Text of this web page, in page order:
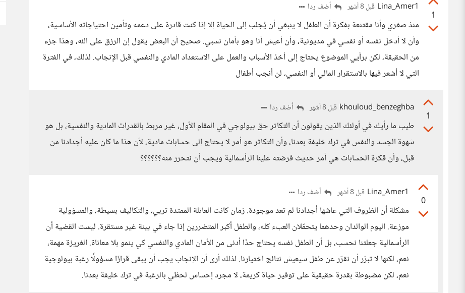
1
Lina_Amer1 قبل 8 أشهر أضف ردا
منذ صغري وأنا مقتنعة بفكرة أن الطفل لا ينبغي أن يُجلب إلى الحياة إلا إذا كنت قادرة على دعمه وتأمين احتياجاته الأساسية،
وأن لا أدخل نفسه أو نفسي في مديونية، وأن أعيش أنا وهو بأمان نسبي. صحيح أن البعض يقول إن الرزق على الله، وهذا جزء
من الحقيقة، لكن برأيي الموضوع يحتاج إلى أخذ الأسباب والعمل على الاستعداد المادي والنفسي قبل الإنجاب. لذلك، في الفترة
التي لا أشعر فيها بالاستقرار المالي أو النفسي، لن أنجب أطفال
1
khouloud_benzeghba قبل 8 أشهر أضف ردا
طيب ما رأيك في أولئك الذين يقولون أن التكاثر حق بيولوجي في المقام الأول، غير مربط بالقدرات المادية والنفسية، بل هو
شهوة الجسد والنفس في ترك خليفة بعدنا، وأن التكاثر هو أمر لا يحتاج إلى حسابات مادية، لأن هذا ما كان عليه أجدادنا من
قبل، وأن قكرة الحسابات هي أمر حديث فرضته علينا الرأسمالية ويجب أن نتحرر منه؟؟؟؟؟؟
0
Lina_Amer1 قبل 8 أشهر أضف ردا
مشكلة أن الظروف التي عاشها أجدادنا لم تعد موجودة. زمان كانت العائلة الممتدة تربي، والتكاليف بسيطة، والمسؤولية
موزعة. اليوم الوالدان وحدهما يتحمّلان العبء كله، والطفل أكبر المتضررين إذا جاء في بيئة غير مستقرة. ليست القضية أن
الرأسمالية جعلتنا نحسب، بل أن الطفل نفسه يحتاج حدًا أدنى من الأمان المادي والنفسي كي ينمو بلا معاناة. الغريزة مهمة،
نعم، لكنها لا تبرّر أن نقرّر عن طفل سيعيش نتائج اختيارنا. لذلك أرى أن الإنجاب يجب أن يبقى قرارًا مسؤولًا رغبة بيولوجية
نعم، لكن مضبوطة بقدرة حقيقية على توفير حياة كريمة، لا مجرد إحساس لحظي بالرغبة في ترك خليفة بعدنا.